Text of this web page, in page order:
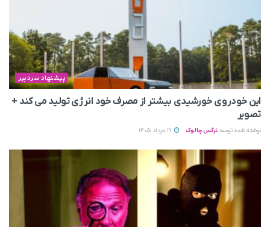
پیشنهاد سردبیر
این خودروی خورشیدی بیشتر از مصرف خود انرژی تولید می‌ کند +
تصویر
نوشته شده توسط نرگس چالوک 19 مرداد 1405